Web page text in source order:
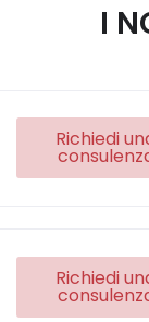
I
Richiedi
Richiedi